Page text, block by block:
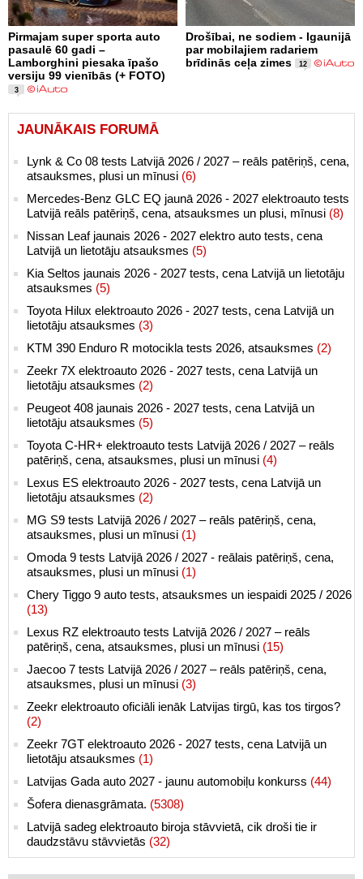
Pirmajam super sporta auto
pasaulē 60 gadi –
Lamborghini piesaka īpašo
versiju 99 vienībās (+ FOTO)
3
Drošībai, ne sodiem - Igaunijā
par mobilajiem radariem
brīdinās ceļa zimes
12
JAUNĀKAIS FORUMĀ
Lynk & Co 08 tests Latvijā 2026 / 2027 – reāls patēriņš, cena,
atsauksmes, plusi un mīnusi (6)
Mercedes-Benz GLC EQ jaunā 2026 - 2027 elektroauto tests
Latvijā reāls patēriņš, cena, atsauksmes un plusi, mīnusi (8)
Nissan Leaf jaunais 2026 - 2027 elektro auto tests, cena
Latvijā un lietotāju atsauksmes (5)
Kia Seltos jaunais 2026 - 2027 tests, cena Latvijā un lietotāju
atsauksmes (5)
Toyota Hilux elektroauto 2026 - 2027 tests, cena Latvijā un
lietotāju atsauksmes (3)
KTM 390 Enduro R motocikla tests 2026, atsauksmes (2)
Zeekr 7X elektroauto 2026 - 2027 tests, cena Latvijā un
lietotāju atsauksmes (2)
Peugeot 408 jaunais 2026 - 2027 tests, cena Latvijā un
lietotāju atsauksmes (5)
Toyota C-HR+ elektroauto tests Latvijā 2026 / 2027 – reāls
patēriņš, cena, atsauksmes, plusi un mīnusi (4)
Lexus ES elektroauto 2026 - 2027 tests, cena Latvijā un
lietotāju atsauksmes (2)
MG S9 tests Latvijā 2026 / 2027 – reāls patēriņš, cena,
atsauksmes, plusi un mīnusi (1)
Omoda 9 tests Latvijā 2026 / 2027 - reālais patēriņš, cena,
atsauksmes, plusi un mīnusi (1)
Chery Tiggo 9 auto tests, atsauksmes un iespaidi 2025 / 2026
(13)
Lexus RZ elektroauto tests Latvijā 2026 / 2027 – reāls
patēriņš, cena, atsauksmes, plusi un mīnusi (15)
Jaecoo 7 tests Latvijā 2026 / 2027 – reāls patēriņš, cena,
atsauksmes, plusi un mīnusi (3)
Zeekr elektroauto oficiāli ienāk Latvijas tirgū, kas tos tirgos?
(2)
Zeekr 7GT elektroauto 2026 - 2027 tests, cena Latvijā un
lietotāju atsauksmes (1)
Latvijas Gada auto 2027 - jaunu automobiļu konkurss (44)
Šofera dienasgrāmata. (5308)
Latvijā sadeg elektroauto biroja stāvvietā, cik droši tie ir
daudzstāvu stāvvietās (32)